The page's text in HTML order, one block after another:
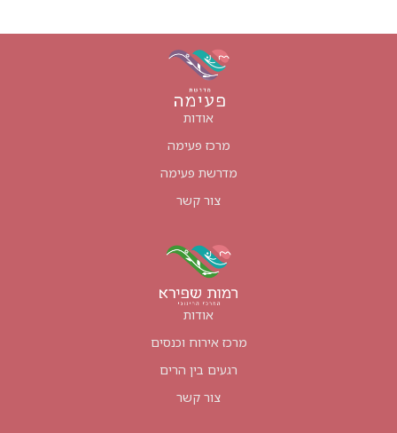
אודות
מרכז אירוח וכנסים
רגעים בין הרים
צור קשר
אודות
מרכז פעימה
מדרשת פעימה
צור קשר